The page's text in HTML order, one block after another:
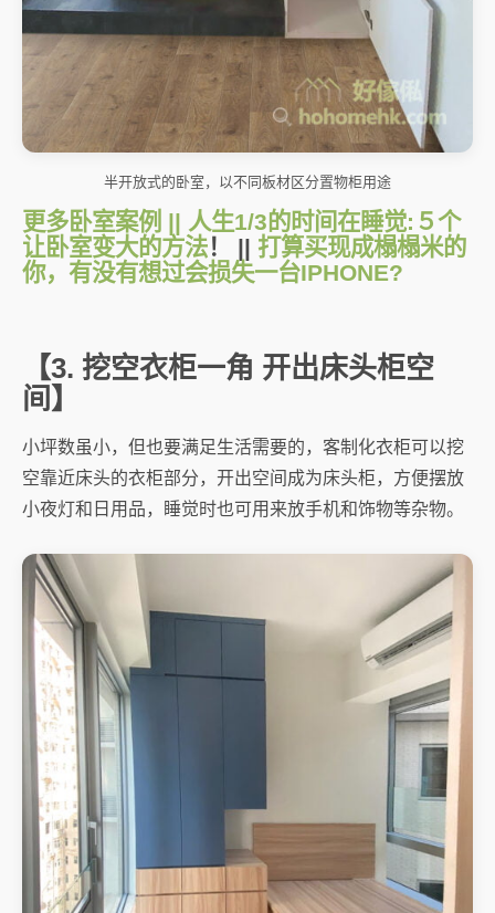
半开放式的卧室，以不同板材区分置物柜用途
更多卧室案例 || 人生1/3的时间在睡觉:５个
让卧室变大的方法！ || 打算买现成榻榻米的
你，有没有想过会损失一台IPHONE?
【3. 挖空衣柜一角 开出床头柜空
间】
小坪数虽小，但也要满足生活需要的，客制化衣柜可以挖
空靠近床头的衣柜部分，开出空间成为床头柜，方便摆放
小夜灯和日用品，睡觉时也可用来放手机和饰物等杂物。